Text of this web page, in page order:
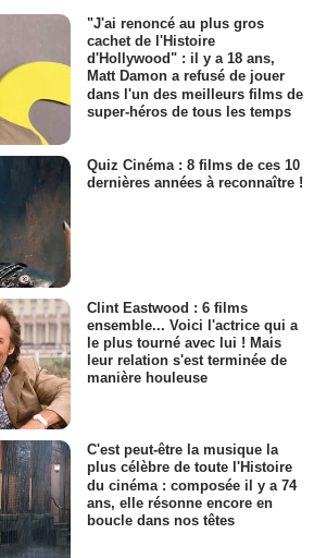
"J'ai renoncé au plus gros
cachet de l'Histoire
d'Hollywood" : il y a 18 ans,
Matt Damon a refusé de jouer
dans l'un des meilleurs films de
super-héros de tous les temps
Quiz Cinéma : 8 films de ces 10
dernières années à reconnaître !
Clint Eastwood : 6 films
ensemble... Voici l'actrice qui a
le plus tourné avec lui ! Mais
leur relation s'est terminée de
manière houleuse
C'est peut-être la musique la
plus célèbre de toute l'Histoire
du cinéma : composée il y a 74
ans, elle résonne encore en
boucle dans nos têtes